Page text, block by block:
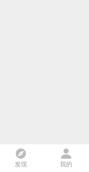
发现 我的